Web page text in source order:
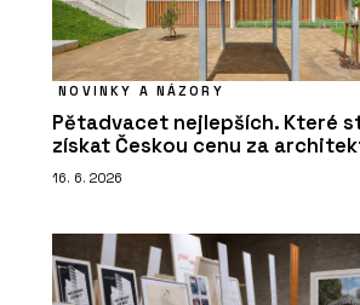
NOVINKY A NÁZORY
Pětadvacet nejlepších. Které
získat Českou cenu za
16. 6. 2026